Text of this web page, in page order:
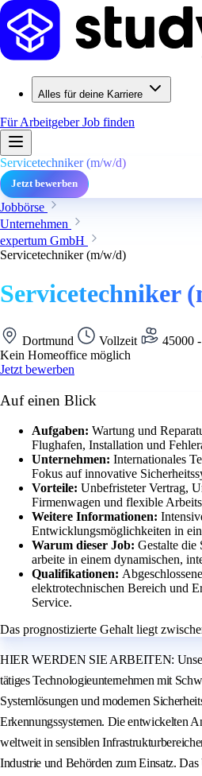
Alles für deine Karriere
Für ArbeitgeberJob finden
Servicetechniker (m/w/d)
Jetzt bewerben
Jobbörse
Unternehmen
expertum GmbH
Servicetechniker (m/w/d)
Servicetechniker
Dortmund Vollzeit
45000
Kein Homeoffice möglich
Jetzt bewerben
Auf einen Blick
Aufgaben: Wartung und
Flughafen, Installation und
Unternehmen: Internationales
Fokus auf innovative
Vorteile: Unbefristeter Vertrag,
Firmenwagen und flexible
Weitere Informationen:
Entwicklungsmöglichkeiten in
Warum dieser Job: Gestalte die
arbeite in einem dynamischen,
Qualifikationen:
elektrotechnischen Bereich und
Service.
Das prognostizierte Gehalt liegt
HIER WERDEN SIE ARBEITEN:
tätiges Technologieunternehmen mit
Systemlösungen und modernen
Erkennungssystemen. Die entwickelten
weltweit in sensiblen
Industrie und Behörden zum Einsatz.